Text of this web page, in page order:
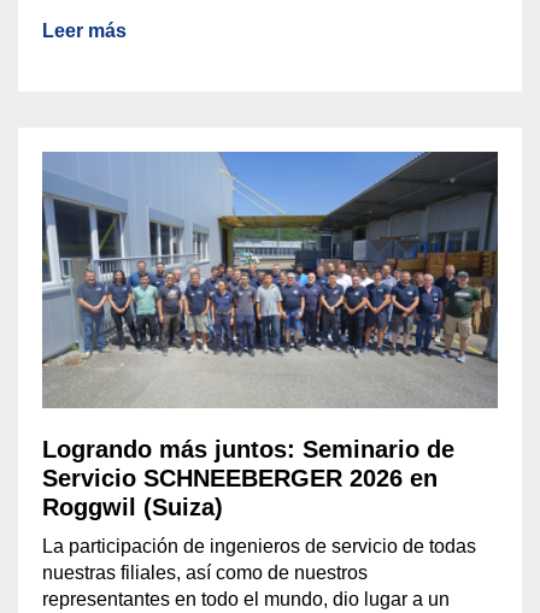
Leer más
Logrando más juntos: Seminario de
Servicio SCHNEEBERGER 2026 en
Roggwil (Suiza)
La participación de ingenieros de servicio de todas
nuestras filiales, así como de nuestros
representantes en todo el mundo, dio lugar a un